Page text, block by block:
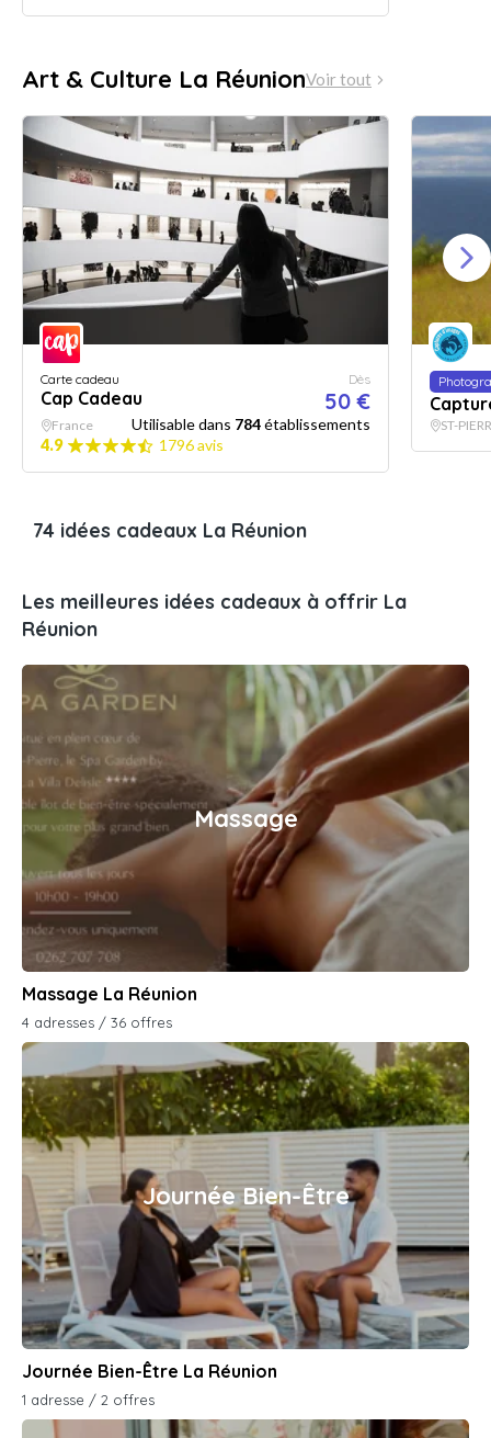
Art & Culture La RéunionVoir tout
Carte cadeau
Cap Cadeau
Dès
50 €
France Utilisable dans 784établissements
4.9
1796 avis
ST-
74 idées cadeaux La Réunion
Les meilleures idées cadeaux à offrir La
Réunion
Massage
Massage La Réunion
4 adresses / 36 offres
Journée Bien-Être
Journée Bien-Être La Réunion
1 adresse / 2 offres